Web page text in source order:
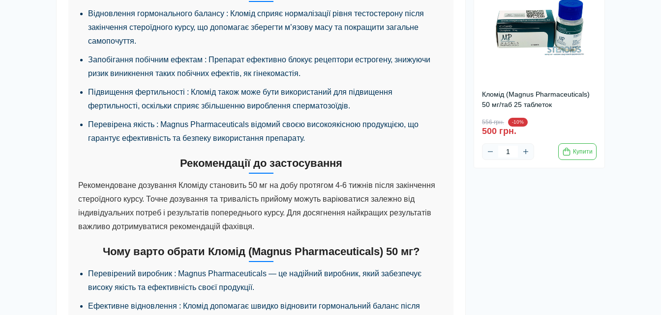
Кломід (Magnus Pharmaceuticals)
50 мг/таб 25 таблеток
556 грн. -10%
500 грн.
Купити
Відновлення гормонального балансу : Кломід сприяє нормалізації рівня тестостерону після
закінчення стероїдного курсу, що допомагає зберегти м’язову масу та покращити загальне
самопочуття.
Запобігання побічним ефектам : Препарат ефективно блокує рецептори естрогену, знижуючи
ризик виникнення таких побічних ефектів, як гінекомастія.
Підвищення фертильності : Кломід також може бути використаний для підвищення
фертильності, оскільки сприяє збільшенню вироблення сперматозоїдів.
Перевірена якість : Magnus Pharmaceuticals відомий своєю високоякісною продукцією, що
гарантує ефективність та безпеку використання препарату.
Рекомендації до застосування
Рекомендоване дозування Кломіду становить 50 мг на добу протягом 4-6 тижнів після закінчення
стероїдного курсу. Точне дозування та тривалість прийому можуть варіюватися залежно від
індивідуальних потреб і результатів попереднього курсу. Для досягнення найкращих результатів
важливо дотримуватися рекомендацій фахівця.
Чому варто обрати Кломід (Magnus Pharmaceuticals) 50 мг?
Перевірений виробник : Magnus Pharmaceuticals — це надійний виробник, який забезпечує
високу якість та ефективність своєї продукції.
Ефективне відновлення : Кломід допомагає швидко відновити гормональний баланс після